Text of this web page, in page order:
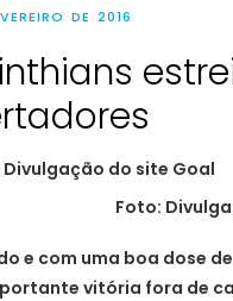
DE 2016
Foto:
e com uma boa dose
vitória fora de